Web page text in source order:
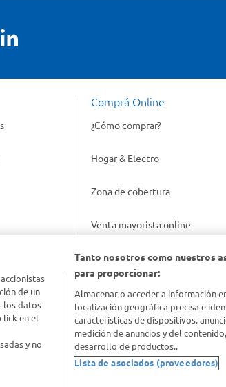
Comprá Online
¿Cómo comprar?
Hogar & Electro
Zona de cobertura
Venta mayorista online
Gift cards empresariales
de un
los datos
en el
y no
Tanto nosotros como nuestros
para proporcionar:
Almacenar o acceder a información
localización geográfica precisa e
características de dispositivos.
medición de anuncios y del
desarrollo de productos..
Lista de asociados (proveedores)